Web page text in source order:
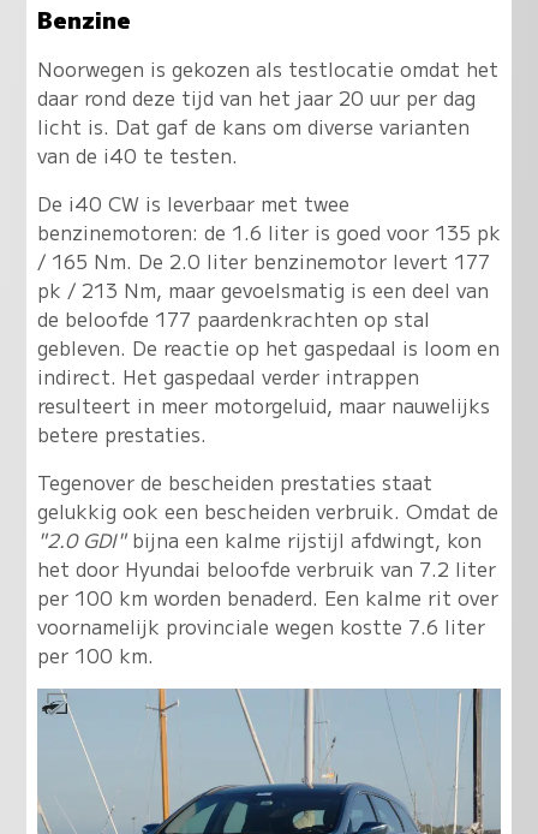
Benzine
Noorwegen is gekozen als testlocatie omdat het
daar rond deze tijd van het jaar 20 uur per dag
licht is. Dat gaf de kans om diverse varianten
van de i40 te testen.
De i40 CW is leverbaar met twee
benzinemotoren: de 1.6 liter is goed voor 135 pk
/ 165 Nm. De 2.0 liter benzinemotor levert 177
pk / 213 Nm, maar gevoelsmatig is een deel van
de beloofde 177 paardenkrachten op stal
gebleven. De reactie op het gaspedaal is loom en
indirect. Het gaspedaal verder intrappen
resulteert in meer motorgeluid, maar nauwelijks
betere prestaties.
Tegenover de bescheiden prestaties staat
gelukkig ook een bescheiden verbruik. Omdat de
"2.0 GDI"bijna een kalme rijstijl afdwingt, kon
het door Hyundai beloofde verbruik van 7.2 liter
per 100 km worden benaderd. Een kalme rit over
voornamelijk provinciale wegen kostte 7.6 liter
per 100 km.